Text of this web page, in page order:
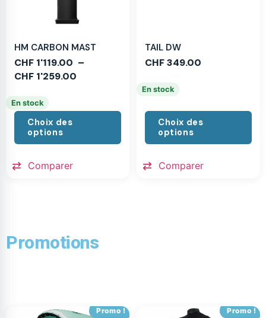
HM CARBON MAST
CHF 1'119.00 –
CHF 1'259.00
En stock
Choix des
options
Comparer
TAIL DW
CHF349.00
En stock
Choix des
options
Comparer
Promotions
Promo ! Promo !